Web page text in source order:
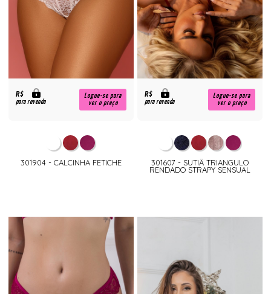
R$
para revenda
Logue-se para
ver o preço
301904 - CALCINHA FETICHE
R$
para revenda
Logue-se para
ver o preço
301607 - SUTIÃ TRIANGULO
RENDADO STRAPY SENSUAL